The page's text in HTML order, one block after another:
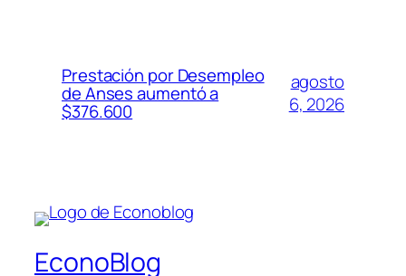
Prestación por Desempleo
de Anses aumentó a
$376.600
agosto
6, 2026
EconoBlog